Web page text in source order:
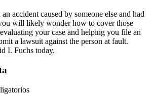
accident caused by someone else and had
will likely wonder how to cover those
your case and helping you file an
a lawsuit against the person at fault.
I. Fuchs today.